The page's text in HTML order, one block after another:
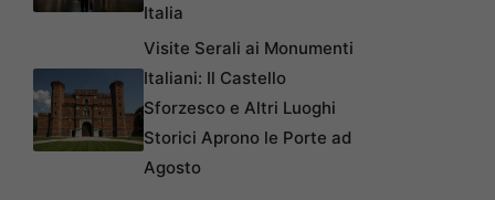
Italia
Visite Serali ai Monumenti
Italiani: Il Castello
Sforzesco e Altri Luoghi
Storici Aprono le Porte ad
Agosto